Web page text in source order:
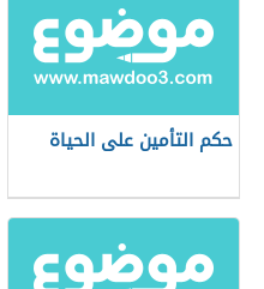
حكم التأمين على الحياة